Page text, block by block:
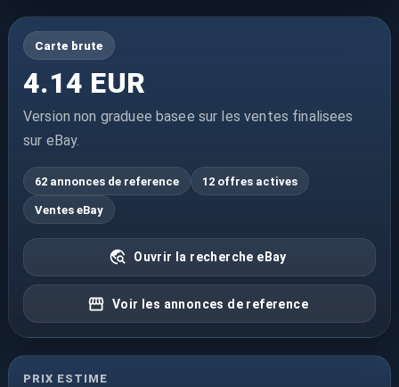
Carte brute
4.14 EUR
Version non graduee basee sur les ventes finalisees
sur eBay.
62 annonces de reference 12 offres actives
Ventes eBay
Ouvrir la recherche eBay
Voir les annonces de reference
PRIX ESTIME